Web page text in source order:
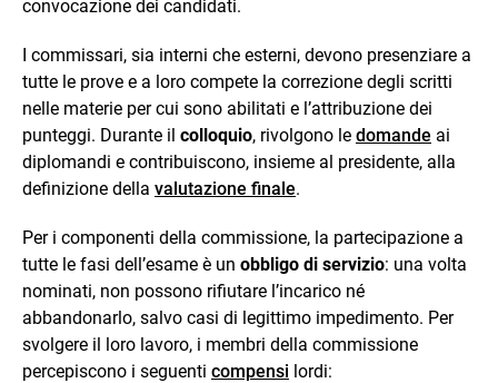
convocazione dei candidati.
I commissari, sia interni che esterni, devono presenziare a
tutte le prove e a loro compete la correzione degli scritti
nelle materie per cui sono abilitati e l’attribuzione dei
punteggi. Durante il colloquio, rivolgono le domande ai
diplomandi e contribuiscono, insieme al presidente, alla
definizione della valutazione finale.
Per i componenti della commissione, la partecipazione a
tutte le fasi dell’esame è un obbligo di servizio: una volta
nominati, non possono rifiutare l’incarico né
abbandonarlo, salvo casi di legittimo impedimento. Per
svolgere il loro lavoro, i membri della commissione
percepiscono i seguenti compensi lordi: